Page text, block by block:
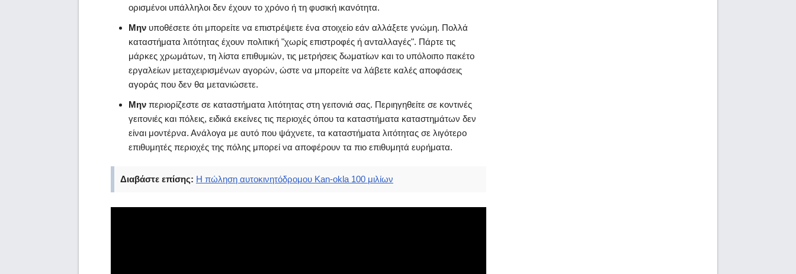
ορισμένοι υπάλληλοι δεν έχουν το χρόνο ή τη φυσική ικανότητα.
Μην υποθέσετε ότι μπορείτε να επιστρέψετε ένα στοιχείο εάν αλλάξετε γνώμη. Πολλά
καταστήματα λιτότητας έχουν πολιτική "χωρίς επιστροφές ή ανταλλαγές". Πάρτε τις
μάρκες χρωμάτων, τη λίστα επιθυμιών, τις μετρήσεις δωματίων και το υπόλοιπο πακέτο
εργαλείων μεταχειρισμένων αγορών, ώστε να μπορείτε να λάβετε καλές αποφάσεις
αγοράς που δεν θα μετανιώσετε.
Μην περιορίζεστε σε καταστήματα λιτότητας στη γειτονιά σας. Περιηγηθείτε σε κοντινές
γειτονιές και πόλεις, ειδικά εκείνες τις περιοχές όπου τα καταστήματα καταστημάτων δεν
είναι μοντέρνα. Ανάλογα με αυτό που ψάχνετε, τα καταστήματα λιτότητας σε λιγότερο
επιθυμητές περιοχές της πόλης μπορεί να αποφέρουν τα πιο επιθυμητά ευρήματα.
Διαβάστε επίσης: Η πώληση αυτοκινητόδρομου Kan-okla 100 μιλίων